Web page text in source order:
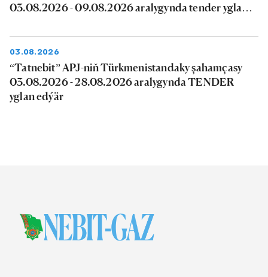
03.08.2026 - 09.08.2026 aralygynda tender yglan
03.08.2026
“Tatnebit” APJ-niň Türkmenistandaky şahamçasy
03.08.2026 - 28.08.2026 aralygynda TENDER
yglan edýär